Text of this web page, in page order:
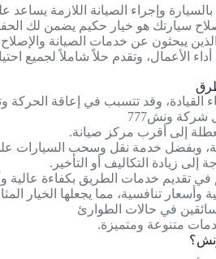
بالسيارة وإجراء الصيانة اللازمة
الأعمال، وتقدم حلاً شاملاً لجميع
القيادة، وقد تتسبب في إعاقة الحركة
ونش777
إلى أقرب مركز صيانة.
وبفضل خدمة نقل وسحب السيارات
زيادة التكاليف أو التأخير.
تنافسية، مما يجعلها الخيار
متنوعة ومتميزة.